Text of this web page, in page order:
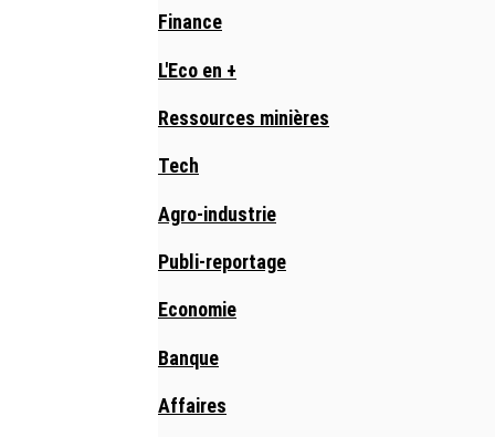
Finance
L'Eco en +
Ressources minières
Tech
Agro-industrie
Publi-reportage
Economie
Banque
Affaires